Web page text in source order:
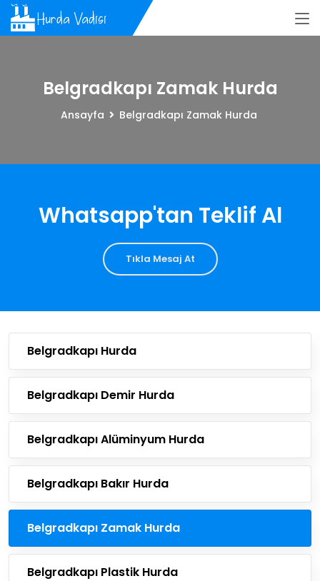
Belgradkapı Zamak Hurda
Ansayfa Belgradkapı Zamak Hurda
Whatsapp'tan Teklif Al
Tıkla Mesaj At
Belgradkapı Hurda
Belgradkapı Demir Hurda
Belgradkapı Alüminyum Hurda
Belgradkapı Bakır Hurda
Belgradkapı Zamak Hurda
Belgradkapı Plastik Hurda